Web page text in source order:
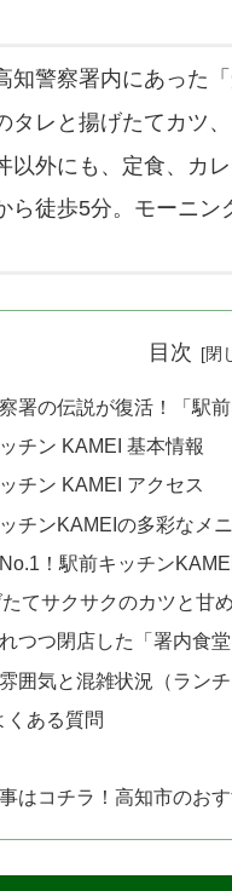
知警察署内にあった
タレと揚げたてカツ
以外にも、定食、カ
ら徒歩5分。モーニ
目次
署の伝説が復活！「駅前
チン KAMEI 基本情報
チン KAMEI アクセス
チンKAMEIの多彩なメ
！駅前キッチン
てサクサクのカツと甘
つつ閉店した「署内食
囲気と混雑状況（ラン
くある質問
はコチラ！高知市のお